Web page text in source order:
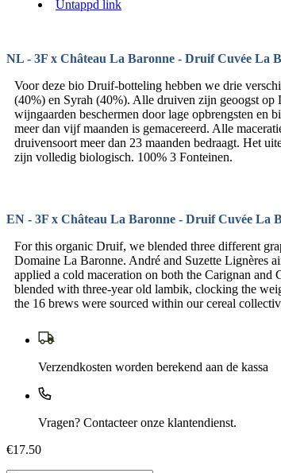
Untappd link
NL - 3F x Château La Baronne - Druif Cuvée La
Voor deze bio Druif-botteling hebben we drie
(40%) en Syrah (40%). Alle druiven zijn geoogst op
wijngaarden beschermen door lage opbrengsten en
meer dan vijf maanden is gemacereerd. Alle
druivensoort meer dan 23 maanden bedraagt. Het
zijn volledig biologisch. 100% 3 Fonteinen.
EN - 3F x Château La Baronne - Druif Cuvée La
For this organic Druif, we blended three different
Domaine La Baronne. André and Suzette Lignères
applied a cold maceration on both the Carignan
blended with three-year old lambik, clocking the
the 16 brews were sourced within our cereal
Verzendkosten worden berekend aan de kassa
Vragen? Contacteer onze klantendienst.
€17.50